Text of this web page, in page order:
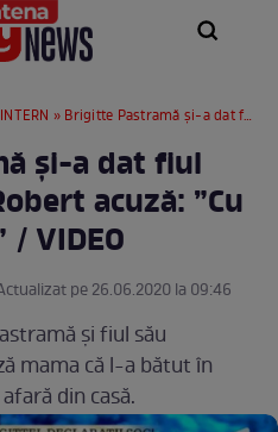
» Brigitte Pastramă și-a dat fiul afară din casă! Robert acuză: ”Cu palme și pumni” / VIDEO
și-a dat fiul
acuză: ”Cu
VIDEO
pe 26.06.2020 la 09:46
și fiul său
mama că l-a bătut în
din casă.